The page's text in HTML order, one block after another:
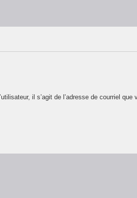
il s’agit de l’adresse de courriel